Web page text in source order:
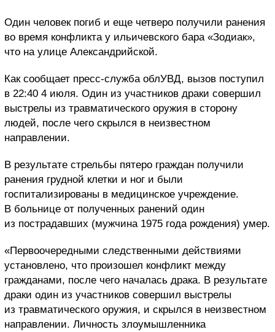
Один человек погиб и еще четверо получили ранения
во время конфликта у ильичевского бара «Зодиак»,
что на улице Александрийской.
Как сообщает пресс-служба облУВД, вызов поступил
в 22:40 4 июля. Один из участников драки совершил
выстрелы из травматического оружия в сторону
людей, после чего скрылся в неизвестном
направлении.
В результате стрельбы пятеро граждан получили
ранения грудной клетки и ног и были
госпитализированы в медицинское учреждение.
В больнице от полученных ранений один
из пострадавших (мужчина 1975 года рождения) умер.
«Первоочередными следственными действиями
установлено, что произошел конфликт между
гражданами, после чего началась драка. В результате
драки один из участников совершил выстрелы
из травматического оружия, и скрылся в неизвестном
направлении. Личность злоумышленника